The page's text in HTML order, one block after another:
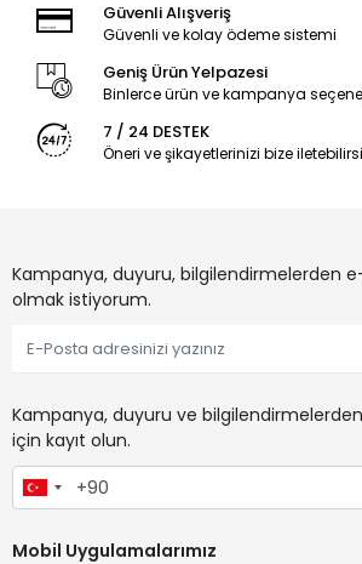
Güvenli Alışveriş
Güvenli ve kolay ödeme sistemi
Geniş Ürün Yelpazesi
Binlerce ürün ve kampanya
7 / 24 DESTEK
Öneri ve şikayetlerinizi bize
Kampanya, duyuru, bilgilendirmelerden
olmak istiyorum.
Kampanya, duyuru ve
için kayıt olun.
Mobil Uygulamalarımız